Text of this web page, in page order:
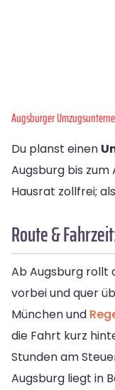
Augsburger
Du planst einen
Augsburg bis zum
Hausrat zollfrei; als
Route &
Ab Augsburg rollt
vorbei und quer
München und
die Fahrt kurz
Stunden am
Augsburg liegt in